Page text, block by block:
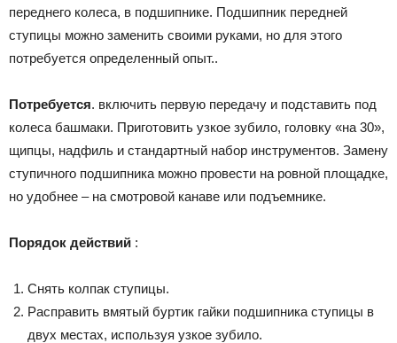
ВАЗ
переднего колеса, в подшипнике. Подшипник передней
ступицы можно заменить своими руками, но для этого
потребуется определенный опыт..
Потребуется. включить первую передачу и подставить под
колеса башмаки. Приготовить узкое зубило, головку «на 30»,
щипцы, надфиль и стандартный набор инструментов. Замену
ступичного подшипника можно провести на ровной площадке,
но удобнее – на смотровой канаве или подъемнике.
Порядок действий :
Снять колпак ступицы.
Расправить вмятый буртик гайки подшипника ступицы в
двух местах, используя узкое зубило.